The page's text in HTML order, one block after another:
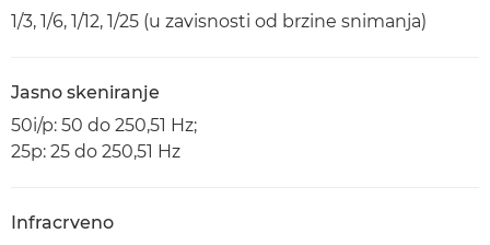
1/3, 1/6, 1/12, 1/25 (u zavisnosti od brzine snimanja)
Jasno skeniranje
50i/p: 50 do 250,51 Hz;
25p: 25 do 250,51 Hz
Infracrveno